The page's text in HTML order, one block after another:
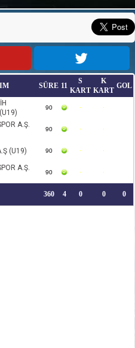
SÜRE 11
S
KART
K
KART
GOL
90
A.Ş.
90
(U19) 90
A.Ş.
90
360 4 0 0 0